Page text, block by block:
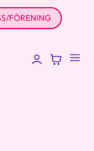
FÖRENING